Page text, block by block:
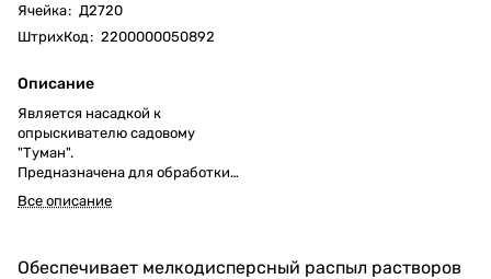
Ячейка: Д2720
ШтрихКод: 2200000050892
Описание
Является насадкой к
опрыскивателю садовому
"Туман".
Предназначена для обработки
растений под разными углами
(сбоку, снизу, сверху).
Все описание
Обеспечивает мелкодисперсный распыл растворов